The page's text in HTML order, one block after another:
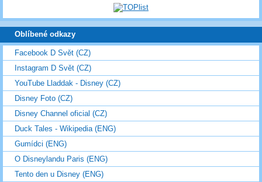
Oblíbené odkazy
Facebook D Svět (CZ)
Instagram D Svět (CZ)
YouTube Lladdak - Disney (CZ)
Disney Foto (CZ)
Disney Channel oficial (CZ)
Duck Tales - Wikipedia (ENG)
Gumídci (ENG)
O Disneylandu Paris (ENG)
Tento den u Disney (ENG)